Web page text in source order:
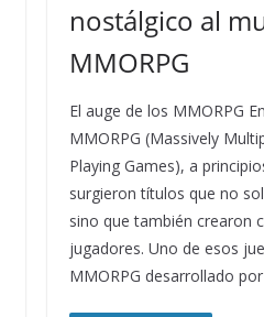
nostálgico al
MMORPG
El auge de los MMORPG
MMORPG (Massively
Playing Games), a
surgieron títulos que no
sino que también crearon
jugadores. Uno de esos
MMORPG desarrollado